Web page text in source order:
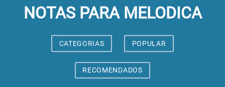
NOTAS PARA MELODICA
CATEGORIAS POPULAR
RECOMENDADOS